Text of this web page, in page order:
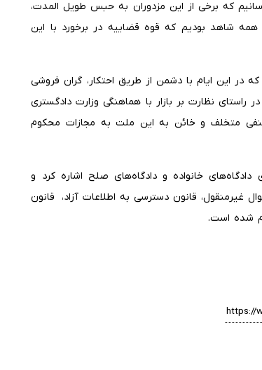
که برخی از این مزدوران به حبس طویل المدت،
شاهد بودیم که قوه قضاییه در برخورد با این
در این ایام با دشمن از طریق احتکار، گران فروشی
راستای نظارت بر بازار با هماهنگی وزارت دادگستری
انجام شد و نزدیک به ۱۴۵۰ واحد صنفی متخلف و خائن به این ملت به مجازات محکوم
خانواده و دادگاه‌های صلح اشاره کرد و
غیرمنقول، قانون دسترسی به اطلاعات آزاد، قانون